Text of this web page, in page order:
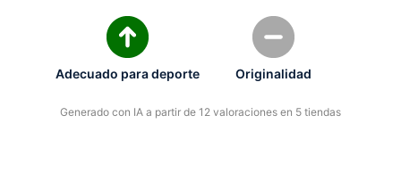
Adecuado para deporte Originalidad
Generado con IA a partir de 12 valoraciones en 5 tiendas